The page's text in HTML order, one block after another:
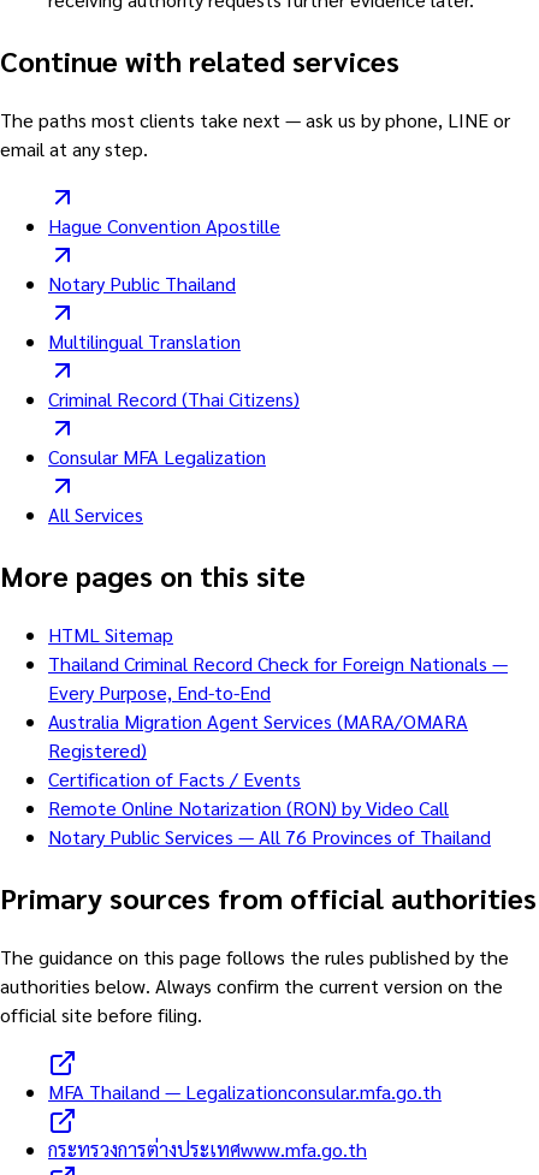
Continue with related services
The paths most clients take next — ask us by phone, LINE or
email at any step.
Hague Convention Apostille
Notary Public Thailand
Multilingual Translation
Criminal Record (Thai Citizens)
Consular MFA Legalization
All Services
More pages on this site
HTML Sitemap
Thailand Criminal Record Check for Foreign Nationals —
Every Purpose, End-to-End
Australia Migration Agent Services (MARA/OMARA
Registered)
Certification of Facts / Events
Remote Online Notarization (RON) by Video Call
Notary Public Services — All 76 Provinces of Thailand
Primary sources from official authorities
The guidance on this page follows the rules published by the
authorities below. Always confirm the current version on the
official site before filing.
MFA Thailand — Legalizationconsular.mfa.go.th
กระทรวงการต่างประเทศwww.mfa.go.th